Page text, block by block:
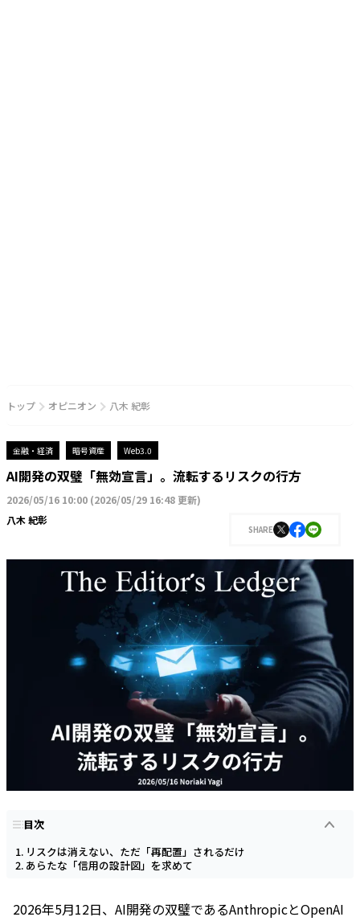
トップ オピニオン 八木 紀彰
金融・経済 暗号資産 Web3.0
AI開発の双璧「無効宣言」。流転するリスクの行方
2026/05/16 10:00 (2026/05/29 16:48 更新)
八木 紀彰
SHARE
目次
リスクは消えない、ただ「再配置」されるだけ
あらたな「信用の設計図」を求めて
2026年5月12日、AI開発の双璧であるAnthropicとOpenAI